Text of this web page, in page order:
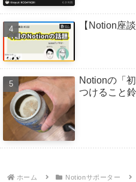
【Notion座
Notionの「
つけること
ホーム Notionサポーター